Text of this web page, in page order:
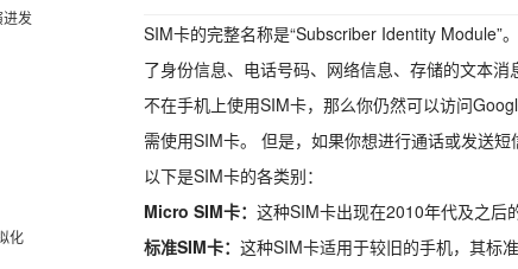
进发
化
SIM卡的完整名称是“Subscriber Identity Module”
了身份信息、电话号码、网络信息、存储的文本
不在手机上使用SIM卡，那么你仍然可以访问
需使用SIM卡。 但是，如果你想进行通话或发送
以下是SIM卡的各类别：
Micro SIM卡： 这种SIM卡出现在2010年代及之后
标准SIM卡： 这种SIM卡适用于较旧的手机，其标